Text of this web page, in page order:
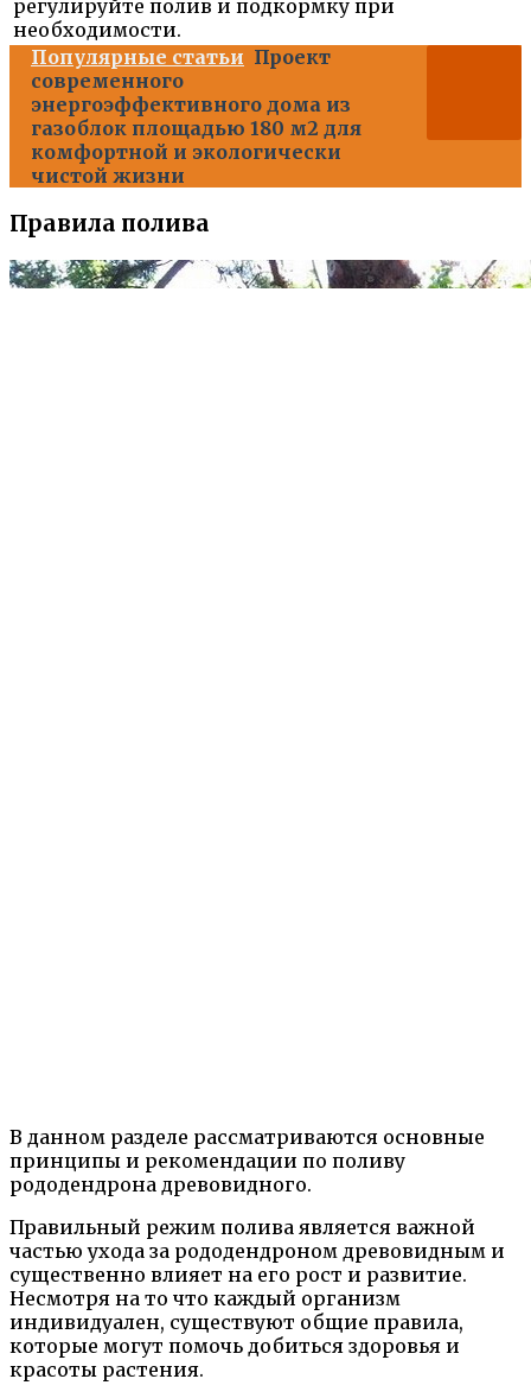
регулируйте полив и подкормку при
необходимости.
Популярные статьи Проект
современного
энергоэффективного дома из
газоблок площадью 180 м2 для
комфортной и экологически
чистой жизни
Правила полива
В данном разделе рассматриваются основные
принципы и рекомендации по поливу
рододендрона древовидного.
Правильный режим полива является важной
частью ухода за рододендроном древовидным и
существенно влияет на его рост и развитие.
Несмотря на то что каждый организм
индивидуален, существуют общие правила,
которые могут помочь добиться здоровья и
красоты растения.